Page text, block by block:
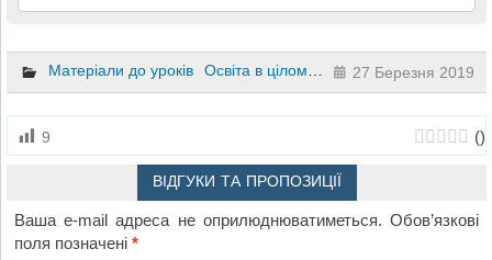
Матеріали до уроків Освіта в цілому Презентації
27 Березня 2019
9 ()
ВІДГУКИ ТА ПРОПОЗИЦІЇ
Ваша e-mail адреса не оприлюднюватиметься. Обов’язкові
поля позначені*